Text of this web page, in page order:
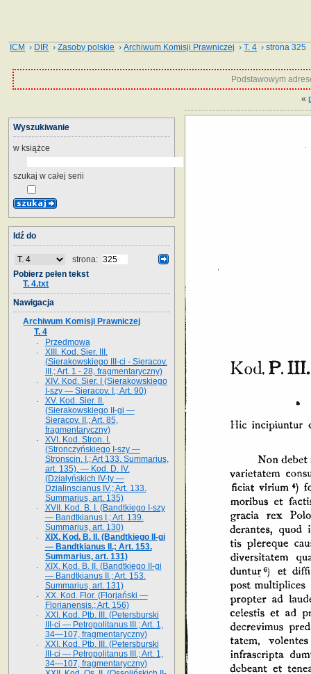
ICM › DIR ›Zasoby polskie ›Archiwum Komisji Prawniczej ›T. 4 › strona 325
Podstawowym
«
Wyszukiwanie
w książce
szukaj w całej serii
Idź do
strona:
Pobierz pełen tekst
T. 4.txt
Nawigacja
Archiwum Komisji Prawniczej
T. 4
Przedmowa
XIII. Kod. Sier. III.
(Sierakowskiego III-ci - Sieracov.
III.; Art. 1 - 28, fragmentaryczny)
XIV. Kod. Sier. I (Sierakowskiego
I-szy — Sieracov. I.; Art. 90)
XV. Kod. Sier. II.
(Sierakowskiego II-gi —
Sieracov. II.; Art. 85,
fragmentaryczny)
XVI. Kod. Stron. I.
(Stronczyńskiego I-szy —
Stronscin. I.; Art 133. Summarius,
art. 135). — Kod. D. IV.
(Działyńskich IV-ty —
Dzialinscianus IV.; Art. 133.
Summarius, art. 135)
XVII. Kod. B. I. (Bandtkiego I-szy
— Bandtkianus I.; Art. 139.
Summarius, art. 130)
XIX. Kod. B. II. (Bandtkiego II-gi
— Bandtkianus II.; Art. 153.
Summarius, art. 131)
XIX. Kod. B. II. (Bandtkiego II-gi
— Bandtkianus II.; Art. 153.
Summarius, art. 131)
XX. Kod. Flor. (Florjański —
Florianensis.; Art. 156)
XXI. Kod. Ptb. III. (Petersburski
III-ci — Petropolitanus III.; Art. 1,
34—107, fragmentaryczny)
XXI. Kod. Ptb. III. (Petersburski
III-ci — Petropolitanus III.; Art. 1,
34—107, fragmentaryczny)